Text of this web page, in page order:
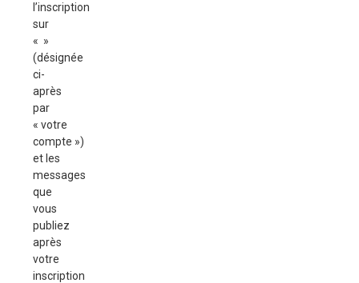
l’inscription
sur
« »
(désignée
ci-
après
par
« votre
compte »)
et les
messages
que
vous
publiez
après
votre
inscription